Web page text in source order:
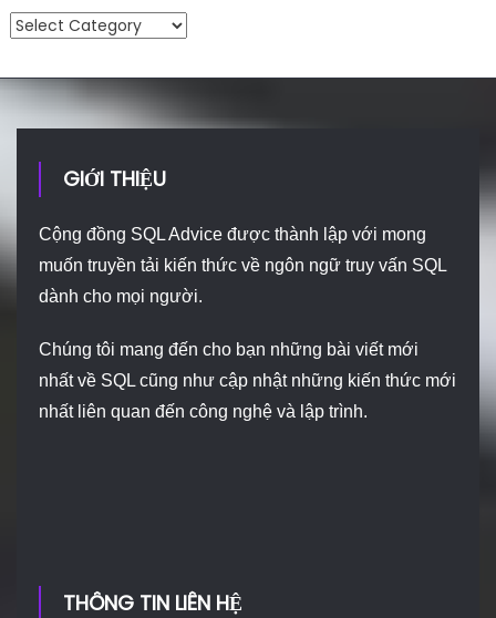
Danh mục
GIỚI THIỆU
Cộng đồng SQL Advice được thành lập với mong
muốn truyền tải kiến thức về ngôn ngữ truy vấn SQL
dành cho mọi người.
Chúng tôi mang đến cho bạn những bài viết mới
nhất về SQL cũng như cập nhật những kiến thức mới
nhất liên quan đến công nghệ và lập trình.
THÔNG TIN LIÊN HỆ